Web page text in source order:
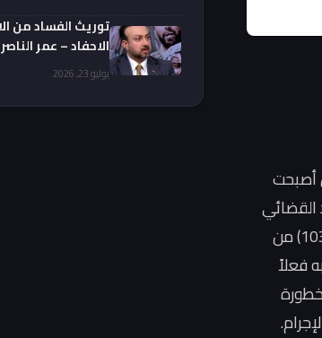
أصبحت
القضائي
للعقوبة، وانتهاءً بالتفريد التنفيذي داخل المؤسسات الإصلاحية. فقد قرر المشرع العراقي في المادة (103) من
فعلاً
توريث الفساد من
الاحفاد – عمر الناصر
يوليو 23, 2026